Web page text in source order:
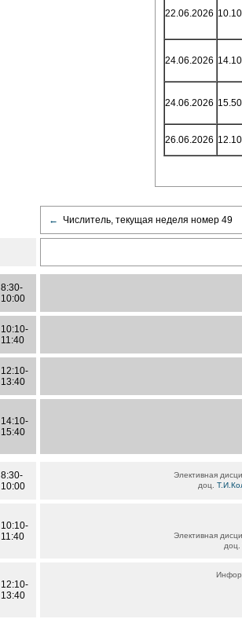
22.06.2026 10.10
24.06.2026 14.10
24.06.2026 15.50
26.06.2026 12.10
← Числитель, текущая неделя номер 49
8:30-
10:00
10:10-
11:40
12:10-
13:40
14:10-
15:40
8:30-
10:00
Элективная
доц.
10:10-
11:40
Элективная
доц.
12:10-
13:40